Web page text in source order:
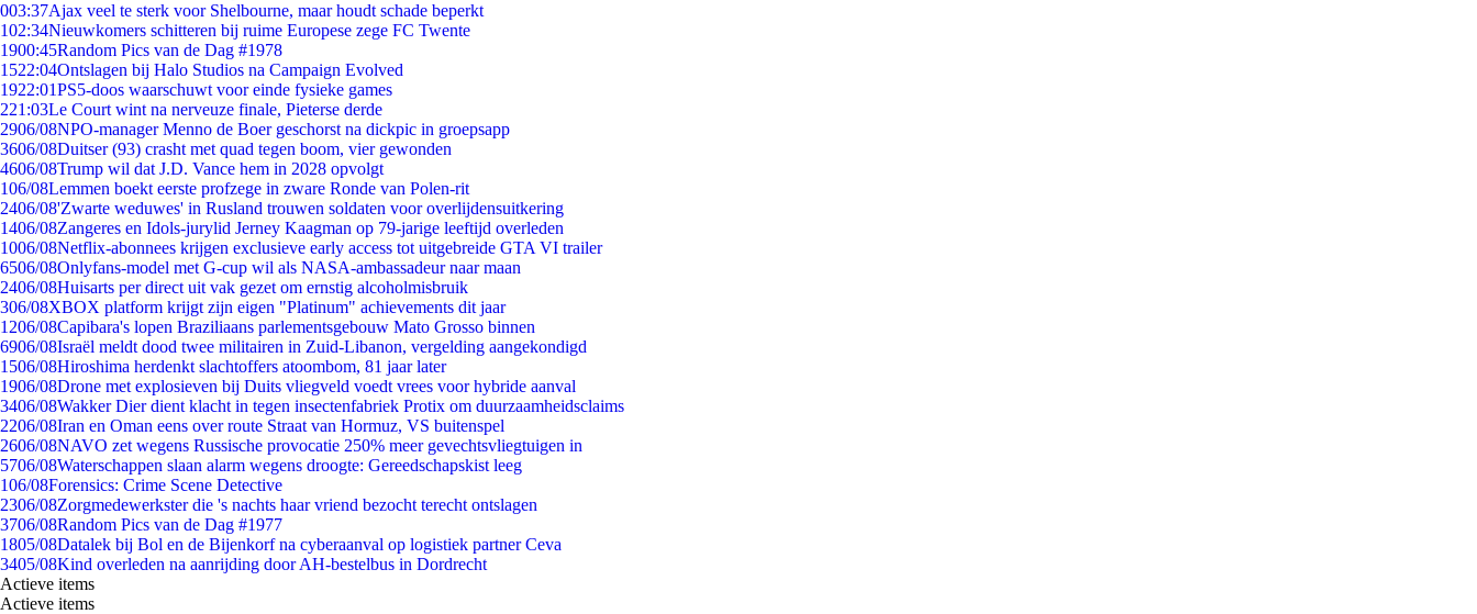
003:37Ajax veel te sterk voor Shelbourne, maar houdt schade beperkt
102:34Nieuwkomers schitteren bij ruime Europese zege FC Twente
1900:45Random Pics van de Dag #1978
1522:04Ontslagen bij Halo Studios na Campaign Evolved
1922:01PS5-doos waarschuwt voor einde fysieke games
221:03Le Court wint na nerveuze finale, Pieterse derde
2906/08NPO-manager Menno de Boer geschorst na dickpic in groepsapp
3606/08Duitser (93) crasht met quad tegen boom, vier gewonden
4606/08Trump wil dat J.D. Vance hem in 2028 opvolgt
106/08Lemmen boekt eerste profzege in zware Ronde van Polen-rit
2406/08'Zwarte weduwes' in Rusland trouwen soldaten voor overlijdensuitkering
1406/08Zangeres en Idols-jurylid Jerney Kaagman op 79-jarige leeftijd overleden
1006/08Netflix-abonnees krijgen exclusieve early access tot uitgebreide GTA VI trailer
6506/08Onlyfans-model met G-cup wil als NASA-ambassadeur naar maan
2406/08Huisarts per direct uit vak gezet om ernstig alcoholmisbruik
306/08XBOX platform krijgt zijn eigen "Platinum" achievements dit jaar
1206/08Capibara's lopen Braziliaans parlementsgebouw Mato Grosso binnen
6906/08Israël meldt dood twee militairen in Zuid-Libanon, vergelding aangekondigd
1506/08Hiroshima herdenkt slachtoffers atoombom, 81 jaar later
1906/08Drone met explosieven bij Duits vliegveld voedt vrees voor hybride aanval
3406/08Wakker Dier dient klacht in tegen insectenfabriek Protix om duurzaamheidsclaims
2206/08Iran en Oman eens over route Straat van Hormuz, VS buitenspel
2606/08NAVO zet wegens Russische provocatie 250% meer gevechtsvliegtuigen in
5706/08Waterschappen slaan alarm wegens droogte: Gereedschapskist leeg
106/08Forensics: Crime Scene Detective
2306/08Zorgmedewerkster die 's nachts haar vriend bezocht terecht ontslagen
3706/08Random Pics van de Dag #1977
1805/08Datalek bij Bol en de Bijenkorf na cyberaanval op logistiek partner Ceva
3405/08Kind overleden na aanrijding door AH-bestelbus in Dordrecht
Actieve items
Actieve items